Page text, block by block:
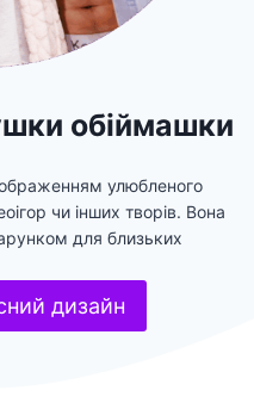
обіймашки
улюбленого
чи інших творів. Вона
для близьких
дизайн